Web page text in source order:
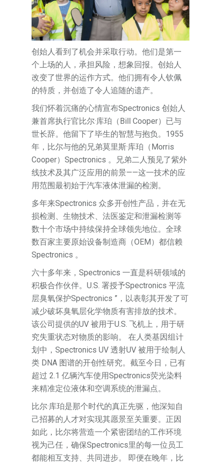
创始人看到了机会并采取行动。他们是第一
个上场的人，承担风险，想象回报。创始人
改变了世界的运作方式。他们拥有令人钦佩
的特质，并创造了令人追随的遗产。
我们怀着沉痛的心情宣布Spectronics 创始人
兼首席执行官比尔·库珀（Bill Cooper）已与
世长辞。他留下了毕生的智慧与抱负。1955
年，比尔与他的兄弟莫里斯·库珀（Morris
Cooper）Spectronics 。兄弟二人预见了紫外
线技术及其广泛应用的前景——这一技术的应
用范围最初始于汽车液体泄漏的检测。
多年来Spectronics 众多开创性产品，并在无
损检测、生物技术、法医鉴定和泄漏检测等
数十个市场中持续保持全球领先地位。全球
数百家主要原始设备制造商（OEM）都信赖
Spectronics 。
六十多年来，Spectronics 一直是科研领域的
积极合作伙伴。U.S. 署授予Spectronics 平流
层臭氧保护Spectronics ”，以表彰其开发了可
减少破坏臭氧层化学物质有害排放的技术。
该公司提供的UV 被用于U.S. 飞机上，用于研
究失重状态对物质的影响。 在人类基因组计
划中，Spectronics UV 透射UV 被用于绘制人
类 DNA 图谱的开创性研究。截至今日，已有
超过 2.1 亿辆汽车使用Spectronics荧光染料
来精准定位液体和空调系统的泄漏点。
比尔·库珀是那个时代的真正先驱，他深知自
己招募的人才对实现其愿景至关重要。正因
如此，比尔将营造一个紧密团结的工作环境
视为己任，确保Spectronics里的每一位员工
都能相互支持、共同进步。 即便在晚年，比